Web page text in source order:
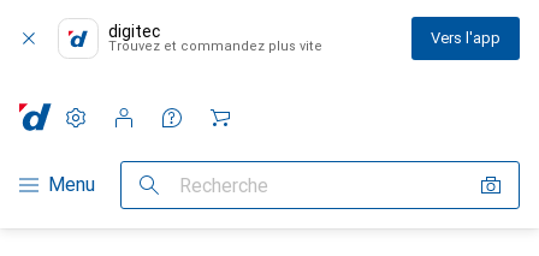
digitec
Trouvez et commandez plus vite Vers l'app
Navigation par catégorie
Menu Recherche
Paramètres
Compte client
Listes de comparaison
Listes d'envies
Panier